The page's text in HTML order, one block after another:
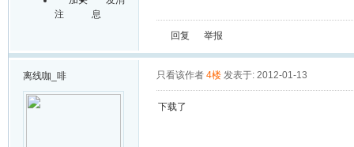
注
息
回复 举报
离线咖_啡 只看该作者 4楼 发表于: 2012-01-13
下载了